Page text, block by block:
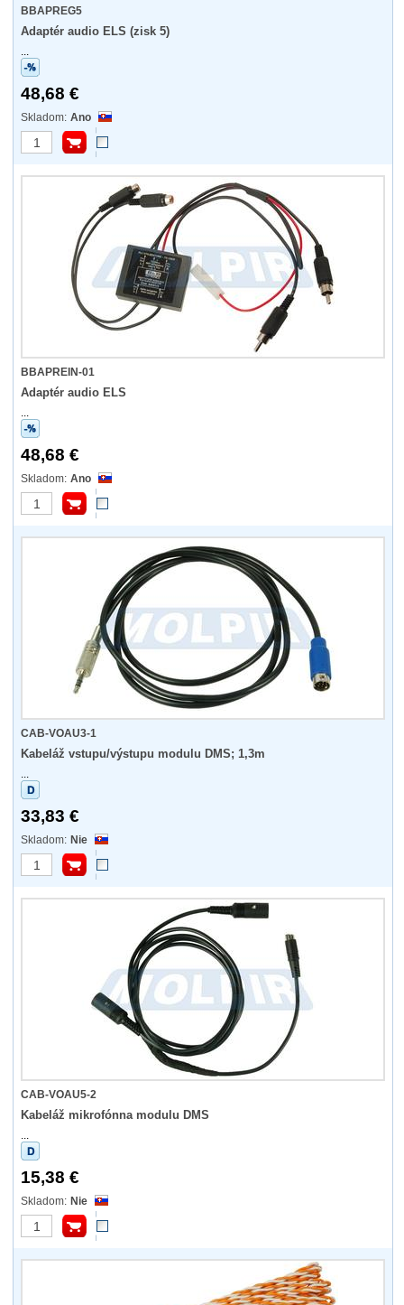
BBAPREG5
Adaptér audio ELS (zisk 5)
...
48,68 €
Ano
BBAPREIN-01
Adaptér audio ELS
...
48,68 €
Ano
CAB-VOAU3-1
Kabeláž vstupu/výstupu modulu DMS; 1,3m
...
33,83 €
Nie
CAB-VOAU5-2
Kabeláž mikrofónna modulu DMS
...
15,38 €
Nie